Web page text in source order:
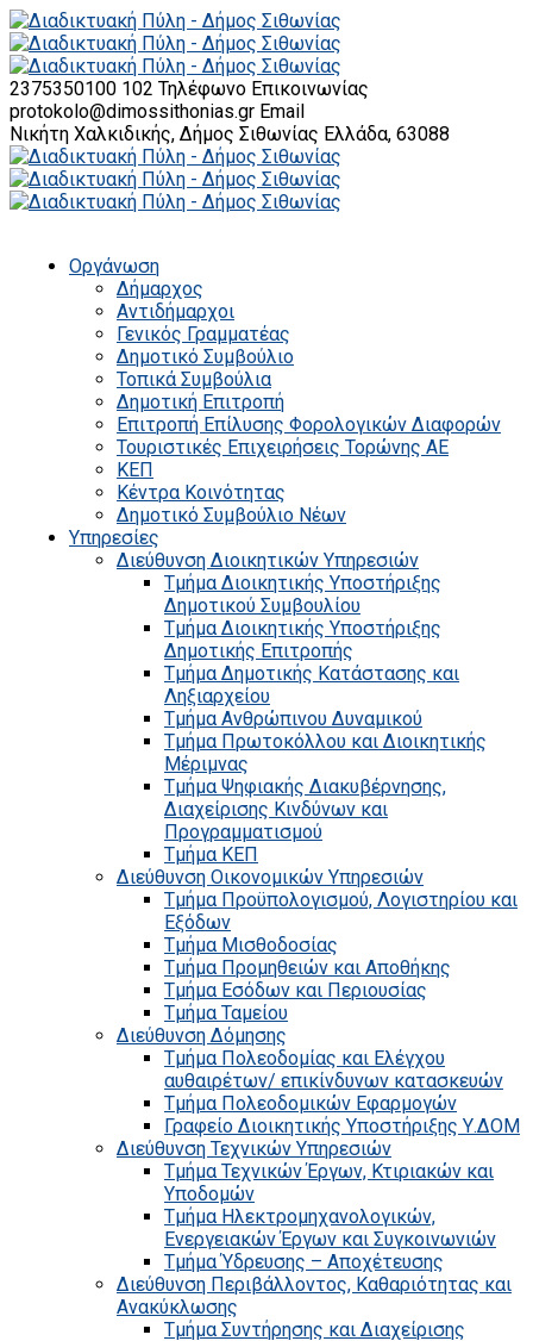
2375350100 102 Τηλέφωνο Επικοινωνίας
protokolo@dimossithonias.gr Email
Νικήτη Χαλκιδικής, Δήμος Σιθωνίας Ελλάδα, 63088
Οργάνωση
Δήμαρχος
Αντιδήμαρχοι
Γενικός Γραμματέας
Δημοτικό Συμβούλιο
Τοπικά Συμβούλια
Δημοτική Επιτροπή
Επιτροπή Επίλυσης Φορολογικών Διαφορών
Τουριστικές Επιχειρήσεις Τορώνης ΑΕ
ΚΕΠ
Κέντρα Κοινότητας
Δημοτικό Συμβούλιο Νέων
Υπηρεσίες
Διεύθυνση Διοικητικών Υπηρεσιών
Τμήμα Διοικητικής Υποστήριξης
Δημοτικού Συμβουλίου
Τμήμα Διοικητικής Υποστήριξης
Δημοτικής Επιτροπής
Τμήμα Δημοτικής Κατάστασης και
Ληξιαρχείου
Τμήμα Ανθρώπινου Δυναμικού
Τμήμα Πρωτοκόλλου και Διοικητικής
Μέριμνας
Τμήμα Ψηφιακής Διακυβέρνησης,
Διαχείρισης Κινδύνων και
Προγραμματισμού
Τμήμα ΚΕΠ
Διεύθυνση Οικονομικών Υπηρεσιών
Τμήμα Προϋπολογισμού, Λογιστηρίου και
Εξόδων
Τμήμα Μισθοδοσίας
Τμήμα Προμηθειών και Αποθήκης
Τμήμα Εσόδων και Περιουσίας
Τμήμα Ταμείου
Διεύθυνση Δόμησης
Τμήμα Πολεοδομίας και Ελέγχου
αυθαιρέτων/ επικίνδυνων κατασκευών
Τμήμα Πολεοδομικών Εφαρμογών
Γραφείο Διοικητικής Υποστήριξης Υ.ΔΟΜ
Διεύθυνση Τεχνικών Υπηρεσιών
Τμήμα Τεχνικών Έργων, Κτιριακών και
Υποδομών
Τμήμα Ηλεκτρομηχανολογικών,
Ενεργειακών Έργων και Συγκοινωνιών
Τμήμα Ύδρευσης – Αποχέτευσης
Διεύθυνση Περιβάλλοντος, Καθαριότητας και
Ανακύκλωσης
Τμήμα Συντήρησης και Διαχείρισης